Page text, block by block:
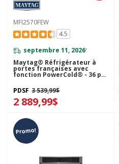
MFI2570FEW
4.5
septembre 11, 2026*
Maytag® Réfrigérateur à
portes françaises avec
fonction PowerCold® - 36 po
PDSF 3 539,99$
2 889,99$
Promo!